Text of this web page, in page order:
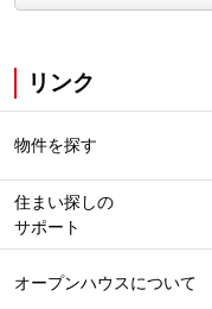
リンク
物件を探す
住まい探しの
サポート
オープンハウスについて